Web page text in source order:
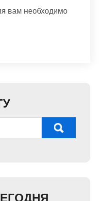
вам необходимо